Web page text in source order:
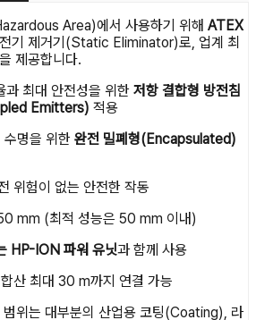
Area)에서 사용하기 위해 ATEX
기 제거기(Static Eliminator)로, 업계 최
제공합니다.
과 최대 안전성을 위한 저항 결합형 방전침
Emitters) 적용
명을 위한 완전 밀폐형(Encapsulated)
위험이 없는 안전한 작동
mm (최적 성능은 50 mm 이내)
HP-ION 파워 유닛과 함께 사용
산 최대 30 m까지 연결 가능
위는 대부분의 산업용 코팅(Coating), 라